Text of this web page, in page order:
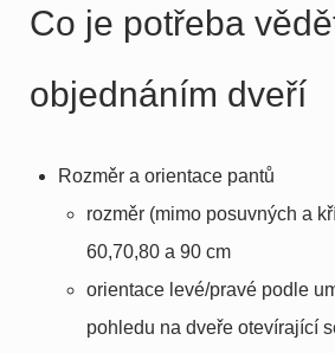
Co je potřeba
objednáním dveří
Rozměr a orientace pantů
rozměr (mimo posuvných a
60,70,80 a 90 cm
orientace levé/pravé podle
pohledu na dveře otevírající